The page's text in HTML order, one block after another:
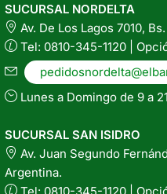
SUCURSAL NORDELTA
Av. De Los Lagos 7010,
Tel: 0810-345-1120 |
Lunes a Domingo de 9 a
SUCURSAL SAN ISIDRO
Av. Juan Segundo
Argentina.
Tel: 0810-345-1120 |